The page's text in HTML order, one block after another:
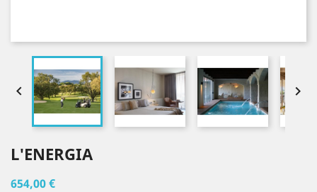
 
L'ENERGIA
654,00 €